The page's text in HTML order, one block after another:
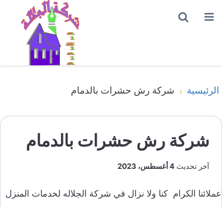
القائمة
الرئيسية شركة رش حشرات بالدمام
شركة رش حشرات بالدمام
آخر تحديث 4 أغسطس، 2023
عملائنا الكرام كنا ولا نزال في شركة الجلاله لخدمات المنزل